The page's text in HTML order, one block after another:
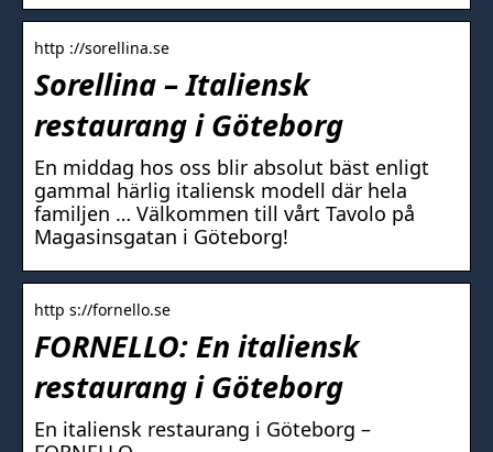
http ://sorellina.se
Sorellina – Italiensk
restaurang i Göteborg
En middag hos oss blir absolut bäst enligt
gammal härlig italiensk modell där hela
familjen … Välkommen till vårt Tavolo på
Magasinsgatan i Göteborg!
http s://fornello.se
FORNELLO: En italiensk
restaurang i Göteborg
En italiensk restaurang i Göteborg –